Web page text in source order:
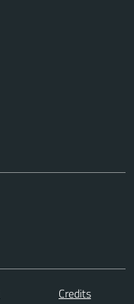
Credits